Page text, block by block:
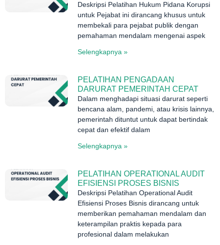
Deskripsi Pelatihan Hukum Pidana Korupsi
untuk Pejabat ini dirancang khusus untuk
membekali para pejabat publik dengan
pemahaman mendalam mengenai aspek
Selengkapnya »
PELATIHAN PENGADAAN
DARURAT PEMERINTAH CEPAT
Dalam menghadapi situasi darurat seperti
bencana alam, pandemi, atau krisis lainnya,
pemerintah dituntut untuk dapat bertindak
cepat dan efektif dalam
Selengkapnya »
PELATIHAN OPERATIONAL AUDIT
EFISIENSI PROSES BISNIS
Deskripsi Pelatihan Operational Audit
Efisiensi Proses Bisnis dirancang untuk
memberikan pemahaman mendalam dan
keterampilan praktis kepada para
profesional dalam melakukan